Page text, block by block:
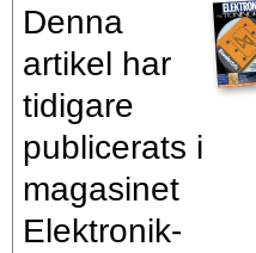
Denna
artikel har
tidigare
publicerats i
magasinet
Elektronik­